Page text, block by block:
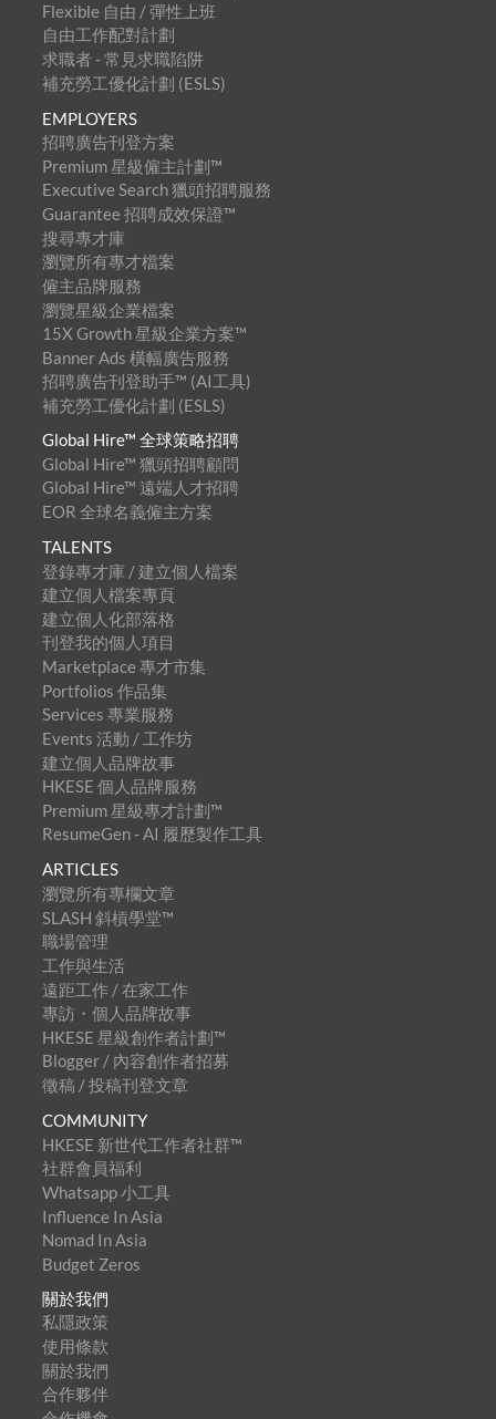
Flexible 自由 / 彈性上班
自由工作配對計劃
求職者 - 常見求職陷阱
補充勞工優化計劃 (ESLS)
EMPLOYERS
招聘廣告刊登方案
Premium 星級僱主計劃™
Executive Search 獵頭招聘服務
Guarantee 招聘成效保證™
搜尋專才庫
瀏覽所有專才檔案
僱主品牌服務
瀏覽星級企業檔案
15X Growth 星級企業方案™
Banner Ads 橫幅廣告服務
招聘廣告刊登助手™ (AI工具)
補充勞工優化計劃 (ESLS)
Global Hire™ 全球策略招聘
Global Hire™ 獵頭招聘顧問
Global Hire™ 遠端人才招聘
EOR 全球名義僱主方案
TALENTS
登錄專才庫 / 建立個人檔案
建立個人檔案專頁
建立個人化部落格
刊登我的個人項目
Marketplace 專才市集
Portfolios 作品集
Services 專業服務
Events 活動 / 工作坊
建立個人品牌故事
HKESE 個人品牌服務
Premium 星級專才計劃™
ResumeGen - AI 履歷製作工具
ARTICLES
瀏覽所有專欄文章
SLASH 斜槓學堂™
職場管理
工作與生活
遠距工作 / 在家工作
專訪・個人品牌故事
HKESE 星級創作者計劃™
Blogger / 內容創作者招募
徵稿 / 投稿刊登文章
COMMUNITY
HKESE 新世代工作者社群™
社群會員福利
Whatsapp 小工具
Influence In Asia
Nomad In Asia
Budget Zeros
關於我們
私隱政策
使用條款
關於我們
合作夥伴